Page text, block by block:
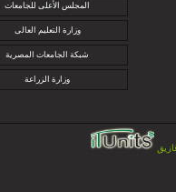
المجلس الأعلى للجامعات
وزارة التعليم العالى
شبكة الجامعات المصرية
وزارة الزراعة